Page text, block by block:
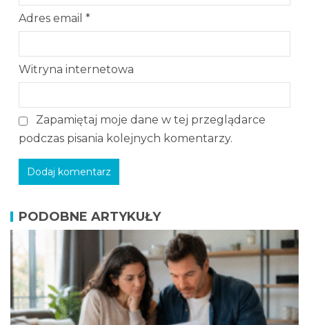
Adres email *
Witryna internetowa
Zapamiętaj moje dane w tej przeglądarce
podczas pisania kolejnych komentarzy.
PODOBNE ARTYKUŁY